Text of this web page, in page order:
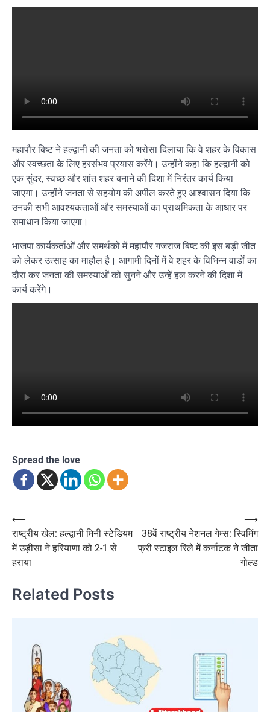
महापौर बिष्ट ने हल्द्वानी की जनता को भरोसा दिलाया कि वे शहर के विकास
और स्वच्छता के लिए हरसंभव प्रयास करेंगे। उन्होंने कहा कि हल्द्वानी को
एक सुंदर, स्वच्छ और शांत शहर बनाने की दिशा में निरंतर कार्य किया
जाएगा। उन्होंने जनता से सहयोग की अपील करते हुए आश्वासन दिया कि
उनकी सभी आवश्यकताओं और समस्याओं का प्राथमिकता के आधार पर
समाधान किया जाएगा।
भाजपा कार्यकर्ताओं और समर्थकों में महापौर गजराज बिष्ट की इस बड़ी जीत
को लेकर उत्साह का माहौल है। आगामी दिनों में वे शहर के विभिन्न वार्डों का
दौरा कर जनता की समस्याओं को सुनने और उन्हें हल करने की दिशा में
कार्य करेंगे।
Spread the love
Post
navigation
⟵
राष्ट्रीय खेल: हल्द्वानी मिनी स्टेडियम
में उड़ीसा ने हरियाणा को 2-1 से
हराया
38वें राष्ट्रीय नेशनल गेम्स: स्विमिंग
फ्री स्टाइल रिले में कर्नाटक ने जीता
गोल्ड
⟶
Related Posts